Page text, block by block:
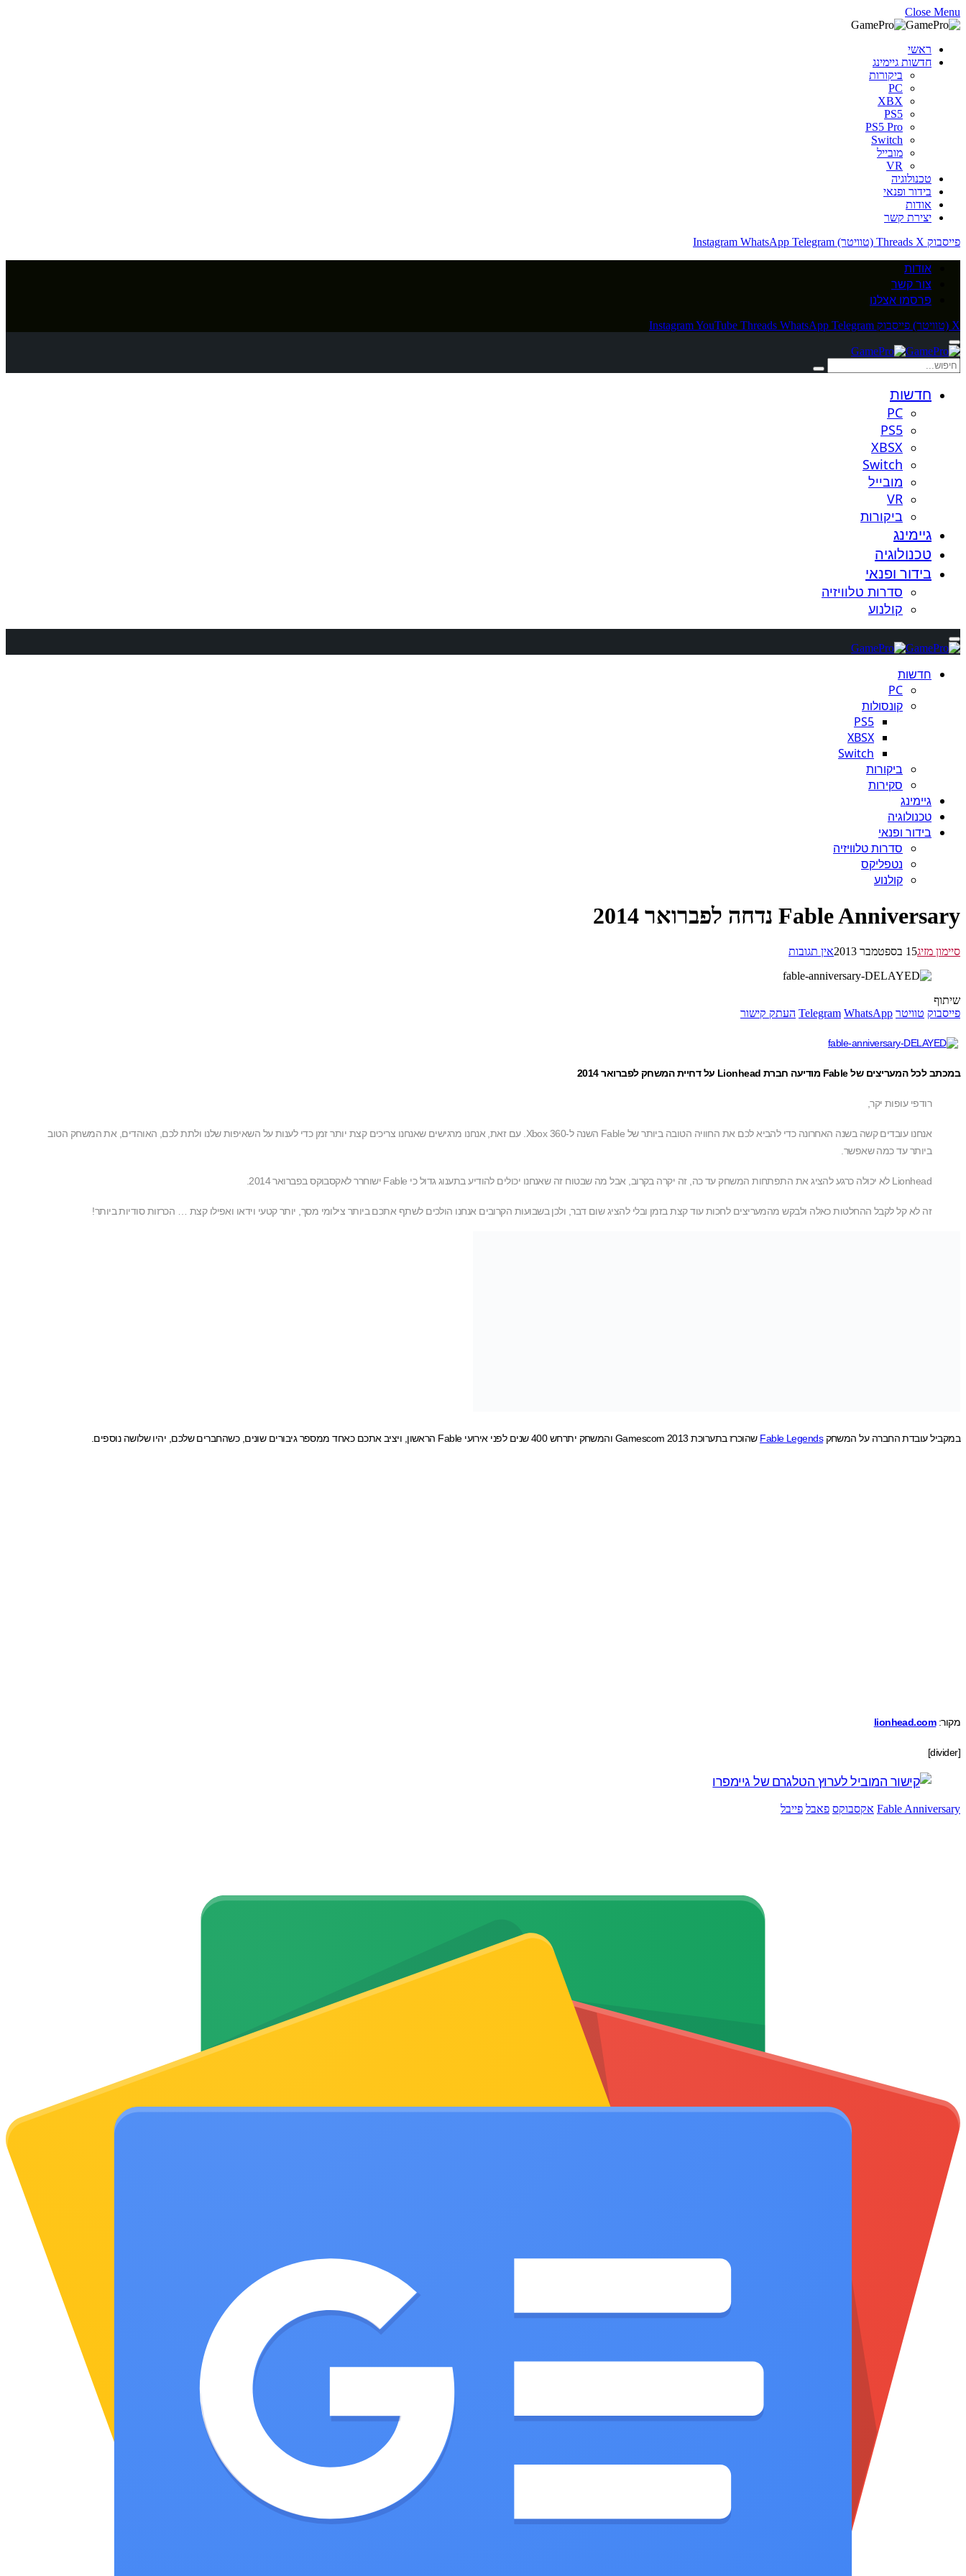
Close Menu
ראשי
חדשות גיימינג
ביקורות
PC
XBX
PS5
PS5 Pro
Switch
מובייל
VR
טכנולוגיה
בידור ופנאי
אודות
יצירת קשר
פייסבוק
Threads X (טוויטר) Instagram WhatsApp Telegram
אודות
צור קשר
פרסמו אצלנו
X (טוויטר) פייסבוק InstagramYouTube Threads WhatsApp Telegram
חדשות
PC
PS5
XBSX
Switch
מובייל
VR
ביקורות
גיימינג
טכנולוגיה
בידור ופנאי
סדרות טלוויזיה
קולנוע
חדשות
PC
קונסולות
PS5
XBSX
Switch
ביקורות
סקירות
גיימינג
טכנולוגיה
בידור ופנאי
סדרות טלוויזיה
נטפליקס
קולנוע
Fable Anniversary נדחה לפברואר 2014
סיימון מזיג15 בספטמבר 2013 אין תגובות
שיתוף
פייסבוק טוויטר Telegram WhatsApp העתק קישור
במכתב לכל המעריצים של Fable מודיעה חברת Lionhead על דחיית המשחק לפברואר 2014
רודפי עופות יקר,
אנחנו עובדים קשה בשנה האחרונה כדי להביא לכם את החוויה הטובה ביותר של Fable השנה ל-Xbox 360. עם זאת, אנחנו מרגישים שאנחנו צריכים קצת יותר זמן כדי לענות על השאיפות שלנו ולתת לכם, האוהדים, את המשחק הטוב
ביותר עד כמה שאפשר.
Lionhead לא יכולה כרגע להציג את התפתחות המשחק עד כה, זה יקרה בקרוב, אבל מה שבטוח זה שאנחנו יכולים להודיע בתענוג גדול כי Fable ישוחרר לאקסבוקס בפברואר 2014.
זה לא קל לקבל ההחלטות כאלה ולבקש מהמעריצים לחכות עוד קצת בזמן ובלי להציג שום דבר, ולכן בשבועות הקרובים אנחנו הולכים לשתף אתכם ביותר צילומי מסך, יותר קטעי וידאו ואפילו קצת … הכרזות סודיות ביותר!
במקביל עובדת החברה על המשחקFable Legends שהוכרז בתערוכת Gamescom 2013 והמשחק יתרחש 400 שנים לפני אירועי Fable הראשון, ויציב אתכם כאחד ממספר גיבורים שונים, כשהחברים שלכם, יהיו שלושה נוספים.
מקור:lionhead.com
[divider]
Fable Anniversary אקסבוקס פאבל פייבל